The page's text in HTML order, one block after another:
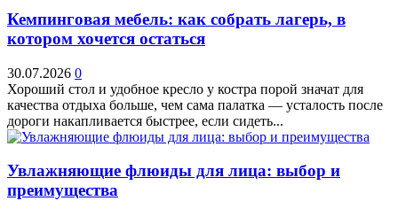
Кемпинговая мебель: как собрать лагерь, в
котором хочется остаться
30.07.2026 0
Хороший стол и удобное кресло у костра порой значат для
качества отдыха больше, чем сама палатка — усталость после
дороги накапливается быстрее, если сидеть...
Увлажняющие флюиды для лица: выбор и
преимущества